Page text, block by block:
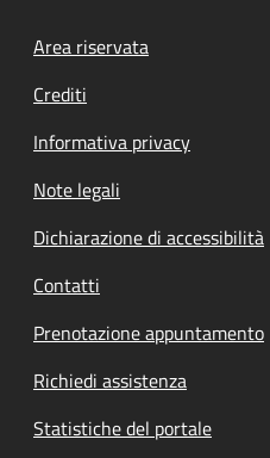
Footer menu
Area riservata
Crediti
Informativa privacy
Note legali
Dichiarazione di accessibilità
Contatti
Prenotazione appuntamento
Richiedi assistenza
Statistiche del portale